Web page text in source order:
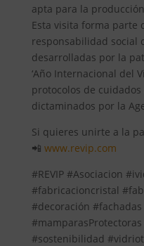
apta para la
Esta visita forma parte
responsabilidad social
desarrolladas por la
‘Año Internacional del
protocolos de
dictaminados por la
Si quieres unirte a la
📲 www.revip.com
#REVIP #Asociacion
#fabricacioncristal
#decoración
#sostenibilidad